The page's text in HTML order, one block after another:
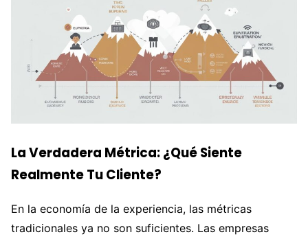
La Verdadera Métrica: ¿Qué Siente
Realmente Tu Cliente?
En la economía de la experiencia, las métricas
tradicionales ya no son suficientes. Las empresas